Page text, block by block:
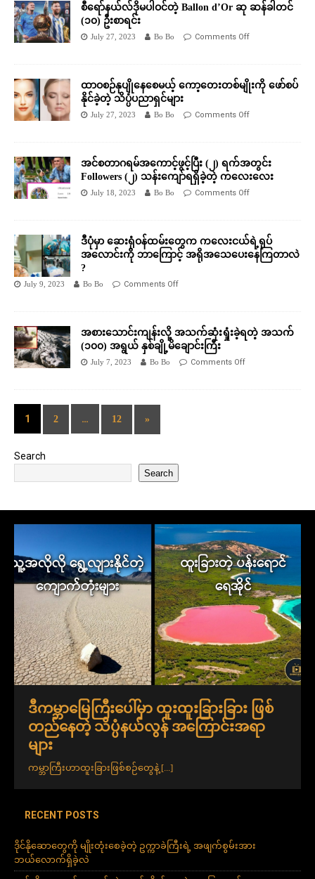
စီရော်နယ်လ်ဒိုမပါဝင်တဲ့ Ballon d’Or ဆု ဆန်ခါတင်
(၁၀) ဦးစာရင်း
July 27, 2023 Bo Bo Comments Off
ထာဝစဉ်နုပျိုနေစေမယ့် ကော့တေးတစ်မျိုးကို ဖော်စပ်
နိုင်ခဲ့တဲ့ သိပ္ပံပညာရှင်များ
July 27, 2023 Bo Bo Comments Off
အင်စတာဂရမ်အကောင့်ဖွင့်ပြီး (၂) ရက်အတွင်း
Followers (၂) သန်းကျော်ရရှိခဲ့တဲ့ ကလေးလေး
July 18, 2023 Bo Bo Comments Off
ဒီပုံမှာ ဆေးရုံဝန်ထမ်းတွေက ကလေးငယ်ရဲ့ရုပ်
အလောင်းကို ဘာကြောင့် အရိုအသေပေးနေကြတာလဲ
?
July 9, 2023 Bo Bo Comments Off
အစားသောင်းကျန်းလို့ အသက်ဆုံးရှုံးခဲ့ရတဲ့ အသက်
(၁၀၀) အရွယ် နှစ်ချို့မိချောင်းကြီး
July 7, 2023 Bo Bo Comments Off
1 2 … 12 »
Search
Search
ဒီကမ္ဘာမြေကြီးပေါ်မှာ ထူးထူးခြားခြား ဖြစ်
တည်နေတဲ့ သိပ္ပံနယ်လွန် အကြောင်းအရာ
များ
ကမ္ဘာကြီးဟာထူးခြားဖြစ်စဉ်တွေနဲ့ [...]
RECENT POSTS
ဒိုင်နိုဆောတွေကို မျိုးတုံးစေခဲ့တဲ့ ဥက္ကာခဲကြီးရဲ့ အဖျက်စွမ်းအား
ဘယ်လောက်ရှိခဲ့လဲ